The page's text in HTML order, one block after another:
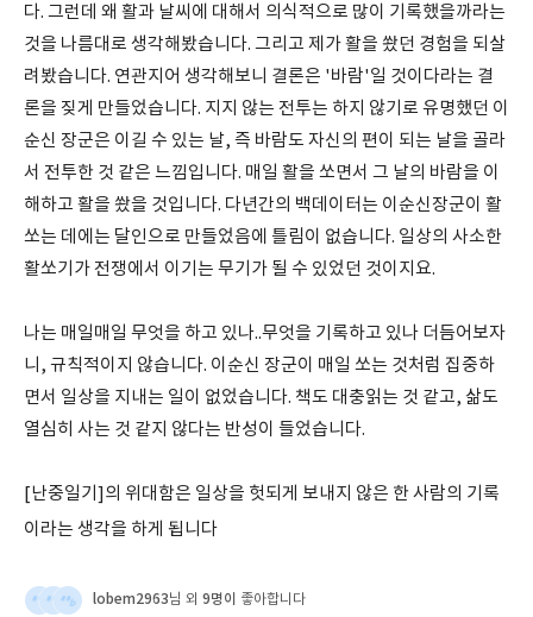
다. 그런데 왜 활과 날씨에 대해서 의식적으로 많이 기록했을까라는
것을 나름대로 생각해봤습니다. 그리고 제가 활을 쐈던 경험을 되살
려봤습니다. 연관지어 생각해보니 결론은 '바람'일 것이다라는 결
론을 짖게 만들었습니다. 지지 않는 전투는 하지 않기로 유명했던 이
순신 장군은 이길 수 있는 날, 즉 바람도 자신의 편이 되는 날을 골라
서 전투한 것 같은 느낌입니다. 매일 활을 쏘면서 그 날의 바람을 이
해하고 활을 쐈을 것입니다. 다년간의 백데이터는 이순신장군이 활
쏘는 데에는 달인으로 만들었음에 틀림이 없습니다. 일상의 사소한
활쏘기가 전쟁에서 이기는 무기가 될 수 있었던 것이지요.
나는 매일매일 무엇을 하고 있나..무엇을 기록하고 있나 더듬어보자
니, 규칙적이지 않습니다. 이순신 장군이 매일 쏘는 것처럼 집중하
면서 일상을 지내는 일이 없었습니다. 책도 대충읽는 것 같고, 삶도
열심히 사는 것 같지 않다는 반성이 들었습니다.
[난중일기]의 위대함은 일상을 헛되게 보내지 않은 한 사람의 기록
이라는 생각을 하게 됩니다
lobem2963님 외 9명이 좋아합니다